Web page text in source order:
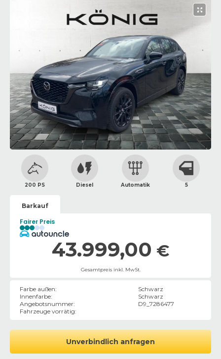
200 PS Diesel Automatik 5
Barkauf
Fairer Preis
43.999,00 €
Gesamtpreis inkl. MwSt.
Farbe außen:
Schwarz
Innenfarbe:
Schwarz
Angebotsnummer:
D9_7286477
Fahrzeuge vorrätig:
Unverbindlich anfragen